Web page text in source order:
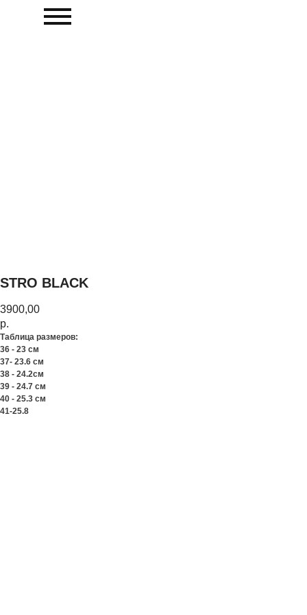
STRO BLACK
3900,00
р.
Таблица размеров:
36 - 23 см
37- 23.6 см
38 - 24.2см
39 - 24.7 см
40 - 25.3 см
41-25.8